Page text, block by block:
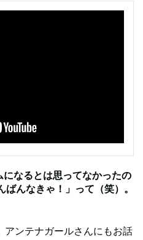
なるとは思ってなかったの
んなきゃ！」って（笑）。
ンテナガールさんにもお話